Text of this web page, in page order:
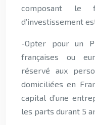
composant le
d’investissement
-Opter pour un
françaises ou
réservé aux
domiciliées en
capital d’une
les parts durant 5